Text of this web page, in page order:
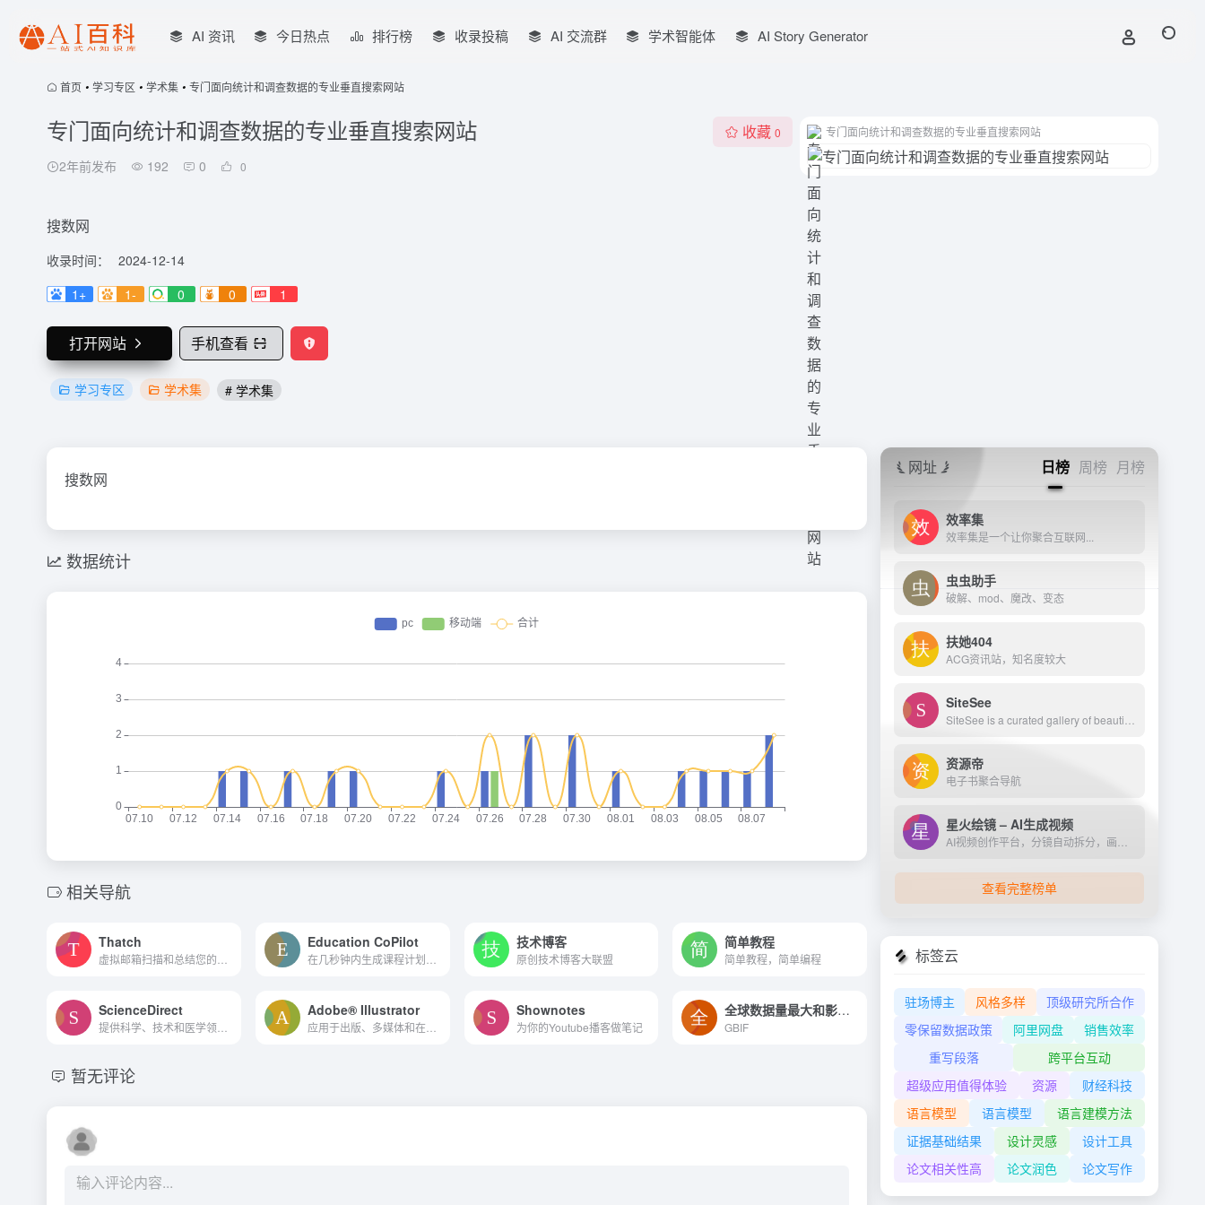
AI 资讯 今日热点 排行榜 收录投稿 AI 交流群 学术智能体 AI Story Generator
首页 • 学习专区 • 学术集 • 专门面向统计和调查数据的专业垂直搜索网站
专门面向统计和调查数据的专业垂直搜索网站
2年前发布 192 0 0
收藏 0
搜数网
收录时间：
2024-12-14
1+
1- 0 0 1
打开网站 手机查看
学习专区 学术集 # 学术集
专门面向统计和调查数据的专业垂直搜索网站
搜数网
数据统计
相关导航
Thatch Education CoPilot 技术博客
原创技术博客大联盟
简单教程
简单教程，简单编程
ScienceDirect Adobe® Illustrator Shownotes
为你的Youtube播客做笔记
全球数据量最大和影响最大的生物多样性信息服务网络
GBIF
暂无评论
网址 日榜 周榜 月榜
效率集
效率集是一个让你聚合互联网...
虫虫助手
破解、mod、魔改、变态
扶她404
ACG资讯站，知名度较大
SiteSee
资源帝
电子书聚合导航
星火绘镜 – AI生成视频
查看完整榜单
标签云
驻场博主 风格多样
顶级研究所合作
零保留数据政策
阿里网盘
销售效率
重写段落
跨平台互动
超级应用值得体验
资源
财经科技
语言模型
语言模型
语言建模方法
证据基础结果
设计灵感
设计工具
论文相关性高
论文润色 论文写作